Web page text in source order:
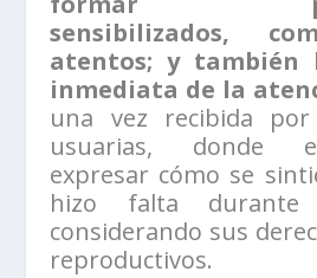
sensibilizados,
atentos; y también
inmediata de la
una vez recibida
usuarias, donde
expresar cómo se
hizo falta durante
considerando sus
reproductivos.